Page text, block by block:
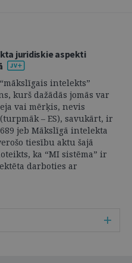
juridiskie aspekti
intelekts”
kurš dažādās jomās var
vai mērķis, nevis
– ES), savukārt, ir
jeb Mākslīgā intelekta
tiesību aktu šajā
ka “MI sistēma” ir
darboties ar